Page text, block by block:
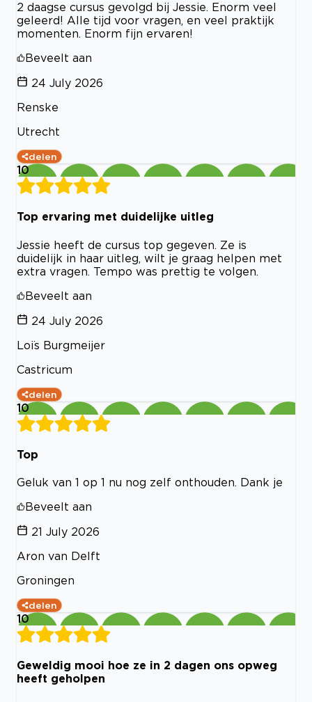
2 daagse cursus gevolgd bij Jessie. Enorm veel
geleerd! Alle tijd voor vragen, en veel praktijk
momenten. Enorm fijn ervaren!
Beveelt aan
24 July 2026
Renske
Utrecht
delen
10
Top ervaring met duidelijke uitleg
Jessie heeft de cursus top gegeven. Ze is
duidelijk in haar uitleg, wilt je graag helpen met
extra vragen. Tempo was prettig te volgen.
Beveelt aan
24 July 2026
Loïs Burgmeijer
Castricum
delen
10
Top
Geluk van 1 op 1 nu nog zelf onthouden. Dank je
Beveelt aan
21 July 2026
Aron van Delft
Groningen
delen
10
Geweldig mooi hoe ze in 2 dagen ons opweg
heeft geholpen